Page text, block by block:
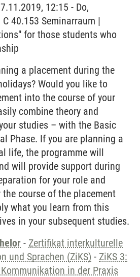
12:15 - Do,
40.153 Seminarraum |
for those students who
a placement during the
Would you like to
into the course of your
combine theory and
studies – with the Basic
Phase. If you are planning a
life, the programme will
will provide support during
for your role and
course of the placement
what you learn from this
in your subsequent studies.
- Zertifikat interkulturelle
und Sprachen (ZiKS) - ZiKS 3:
in der Praxis